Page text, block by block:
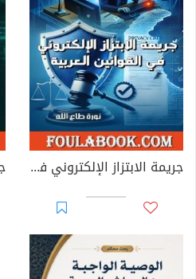
جريمة الابتزاز الإلكتروني في القوانين العربية